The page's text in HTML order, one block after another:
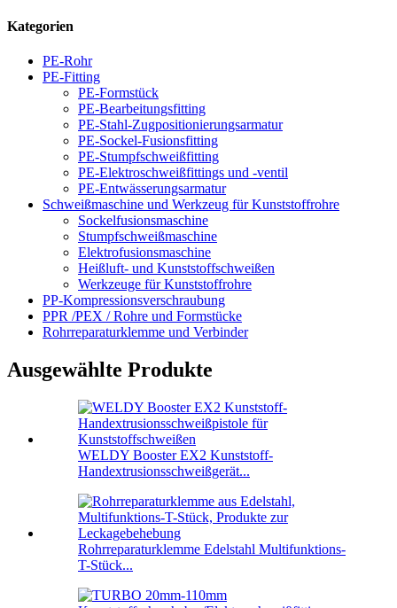
Kategorien
PE-Rohr
PE-Fitting
PE-Formstück
PE-Bearbeitungsfitting
PE-Stahl-Zugpositionierungsarmatur
PE-Sockel-Fusionsfitting
PE-Stumpfschweißfitting
PE-Elektroschweißfittings und -ventil
PE-Entwässerungsarmatur
Schweißmaschine und Werkzeug für Kunststoffrohre
Sockelfusionsmaschine
Stumpfschweißmaschine
Elektrofusionsmaschine
Heißluft- und Kunststoffschweißen
Werkzeuge für Kunststoffrohre
PP-Kompressionsverschraubung
PPR /PEX / Rohre und Formstücke
Rohrreparaturklemme und Verbinder
Ausgewählte Produkte
WELDY Booster EX2 Kunststoff-
Handextrusionsschweißgerät...
Rohrreparaturklemme Edelstahl Multifunktions-
T-Stück...